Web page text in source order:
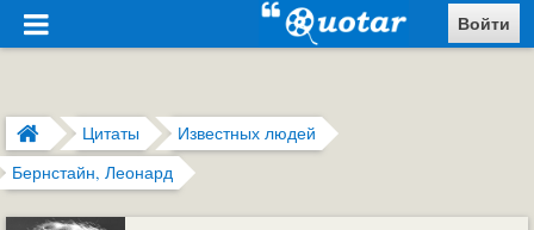
Войти
Цитаты
Известных людей
Бернстайн, Леонард